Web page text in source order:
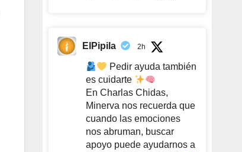
ElPipila 2h
Pedir ayuda también
es cuidarte
En Charlas Chidas,
Minerva nos recuerda que
cuando las emociones
nos abruman, buscar
apoyo puede ayudarnos a